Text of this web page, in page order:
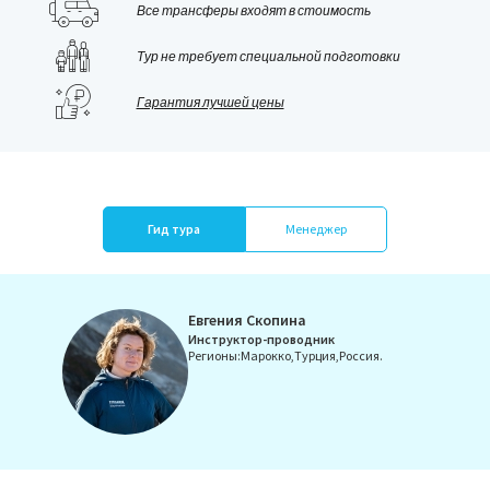
Турции. Например, треккинги
Западной иВосточнойчасти Ликийской тропы.
Кстати, по этим маршрутам даты заездов стыкуются, что
позволяет изучить всю тропу сразу ;)
Все трансферы входят в стоимость
Тур не требует специальной подготовки
Гарантия лучшей цены
Гид тура Менеджер
Инструктор-проводник
Евгения Скопина
Регионы:Марокко,Турция,Россия.
Telegram: